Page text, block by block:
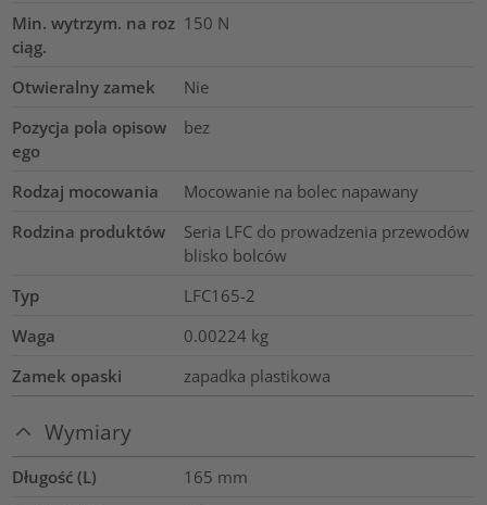
Min. wytrzym. na roz
ciąg.
150 N
Otwieralny zamek
Nie
Pozycja pola opisow
ego
bez
Rodzaj mocowania
Mocowanie na bolec napawany
Rodzina produktów
Seria LFC do prowadzenia przewodów
blisko bolców
Typ
LFC165-2
Waga
0.00224 kg
Zamek opaski
zapadka plastikowa
Wymiary
Długość (L) 165 mm